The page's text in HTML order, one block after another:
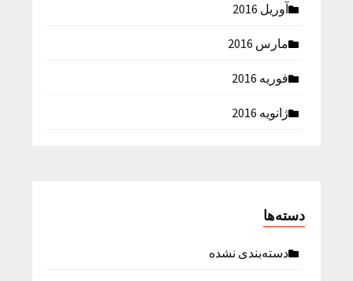
آوریل 2016
مارس 2016
فوریه 2016
ژانویه 2016
دسته‌ها
دسته‌بندی نشده